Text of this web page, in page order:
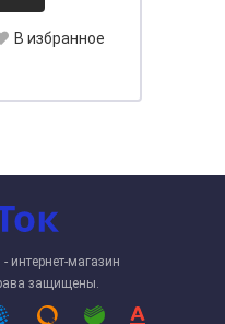
В избранное
интернет-магазин
защищены.